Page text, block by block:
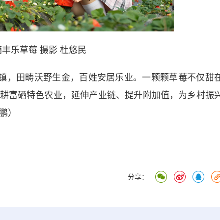
乐草莓 摄影 杜悠民
田畴沃野生金，百姓安居乐业。一颗颗草莓不仅甜
富硒特色农业，延伸产业链、提升附加值，为乡村振
）
分享：